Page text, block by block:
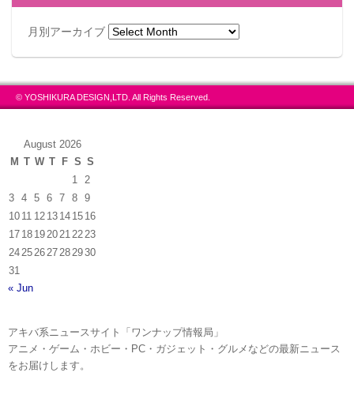
月別アーカイブ
© YOSHIKURA DESIGN,LTD. All Rights Reserved.
August 2026
M T W T F S S
1
2
3
4 5 6 7 8
9
10 11 12 13 14 15 16
17 18 19 20 21 22 23
24 25 26 27 28 2930
31
« Jun
アキバ系ニュースサイト「ワンナップ情報局」
アニメ・ゲーム・ホビー・PC・ガジェット・グルメなどの最新ニュース
をお届けします。